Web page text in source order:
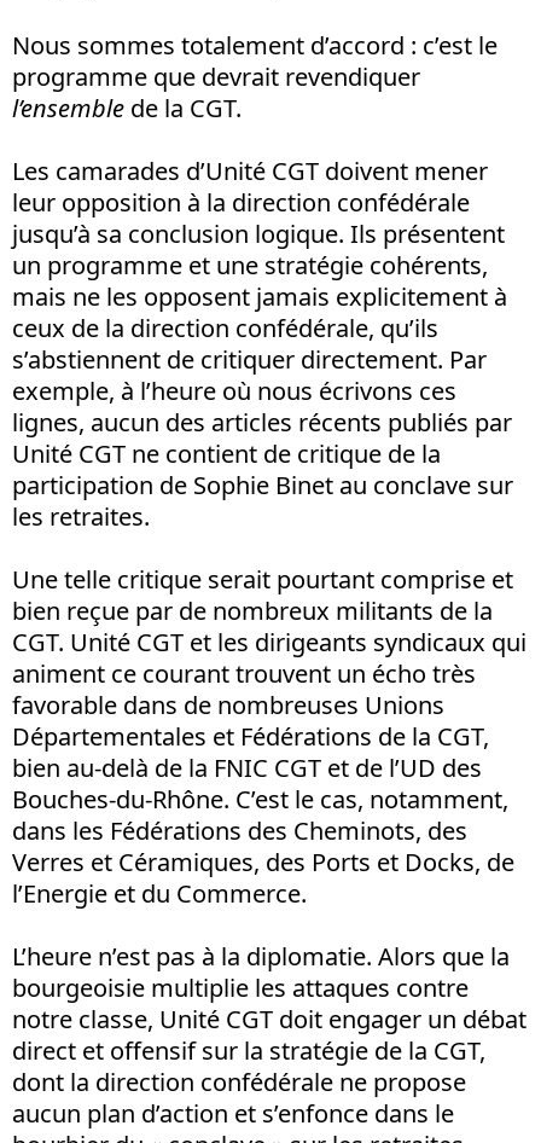
Nous sommes totalement d’accord : c’est le
programme que devrait revendiquer
l’ensemble de la CGT.
Les camarades d’Unité CGT doivent mener
leur opposition à la direction confédérale
jusqu’à sa conclusion logique. Ils présentent
un programme et une stratégie cohérents,
mais ne les opposent jamais explicitement à
ceux de la direction confédérale, qu’ils
s’abstiennent de critiquer directement. Par
exemple, à l’heure où nous écrivons ces
lignes, aucun des articles récents publiés par
Unité CGT ne contient de critique de la
participation de Sophie Binet au conclave sur
les retraites.
Une telle critique serait pourtant comprise et
bien reçue par de nombreux militants de la
CGT. Unité CGT et les dirigeants syndicaux qui
animent ce courant trouvent un écho très
favorable dans de nombreuses Unions
Départementales et Fédérations de la CGT,
bien au-delà de la FNIC CGT et de l’UD des
Bouches-du-Rhône. C’est le cas, notamment,
dans les Fédérations des Cheminots, des
Verres et Céramiques, des Ports et Docks, de
l’Energie et du Commerce.
L’heure n’est pas à la diplomatie. Alors que la
bourgeoisie multiplie les attaques contre
notre classe, Unité CGT doit engager un débat
direct et offensif sur la stratégie de la CGT,
dont la direction confédérale ne propose
aucun plan d’action et s’enfonce dans le